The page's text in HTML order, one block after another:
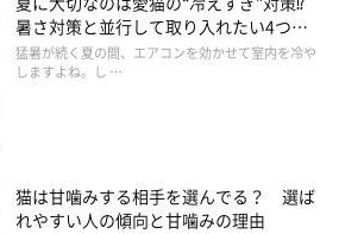
暑さ対策と並行して取り入れたい4つの
工夫
猛暑が続く夏の間、エアコンを効かせて室内を冷や
しますよね。し …
猫は甘噛みする相手を選んでる？ 選ば
れやすい人の傾向と甘噛みの理由